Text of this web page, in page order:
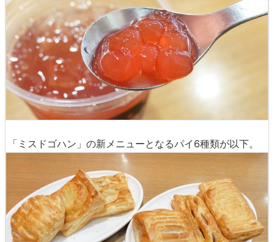
「ミスドゴハン」の新メニューとなるパイ6種類が以下。